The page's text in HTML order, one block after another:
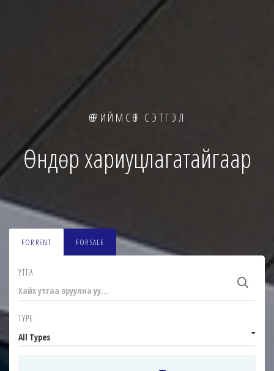
ӨӨРИЙМСӨГ СЭТГЭЛ
Өндөр хариуцлагатайгаар
FOR RENT FOR SALE
УТГА
TYPE
All Types